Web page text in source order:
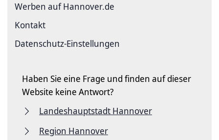
Werben auf Hannover.de
Kontakt
Datenschutz-Einstellungen
Haben Sie eine Frage und finden auf dieser
Website keine Antwort?
Landeshauptstadt Hannover
Region Hannover